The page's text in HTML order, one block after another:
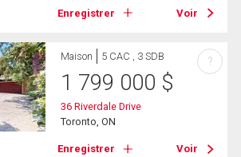
Enregistrer Voir
Maison 5 CAC , 3 SDB
1 799 000 $
36 Riverdale Drive
Toronto, ON
Enregistrer Voir
?